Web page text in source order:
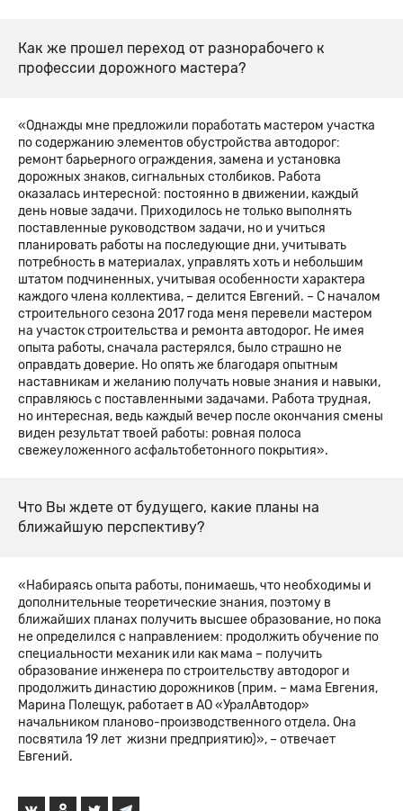
Как же прошел переход от разнорабочего к
профессии дорожного мастера?
«Однажды мне предложили поработать мастером участка
по содержанию элементов обустройства автодорог:
ремонт барьерного ограждения, замена и установка
дорожных знаков, сигнальных столбиков. Работа
оказалась интересной: постоянно в движении, каждый
день новые задачи. Приходилось не только выполнять
поставленные руководством задачи, но и учиться
планировать работы на последующие дни, учитывать
потребность в материалах, управлять хоть и небольшим
штатом подчиненных, учитывая особенности характера
каждого члена коллектива, – делится Евгений. – С началом
строительного сезона 2017 года меня перевели мастером
на участок строительства и ремонта автодорог. Не имея
опыта работы, сначала растерялся, было страшно не
оправдать доверие. Но опять же благодаря опытным
наставникам и желанию получать новые знания и навыки,
справляюсь с поставленными задачами. Работа трудная,
но интересная, ведь каждый вечер после окончания смены
виден результат твоей работы: ровная полоса
свежеуложенного асфальтобетонного покрытия».
Что Вы ждете от будущего, какие планы на
ближайшую перспективу?
«Набираясь опыта работы, понимаешь, что необходимы и
дополнительные теоретические знания, поэтому в
ближайших планах получить высшее образование, но пока
не определился с направлением: продолжить обучение по
специальности механик или как мама – получить
образование инженера по строительству автодорог и
продолжить династию дорожников (прим. – мама Евгения,
Марина Полещук, работает в АО «УралАвтодор»
начальником планово-производственного отдела. Она
посвятила 19 лет жизни предприятию)», – отвечает
Евгений.